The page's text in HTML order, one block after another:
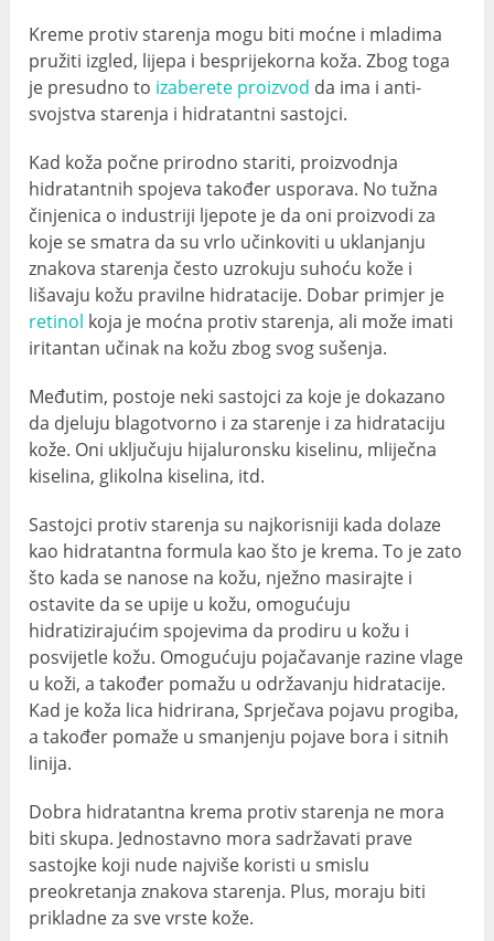
Kreme protiv starenja mogu biti moćne i mladima
pružiti izgled, lijepa i besprijekorna koža. Zbog toga
je presudno to izaberete proizvod da ima i anti-
svojstva starenja i hidratantni sastojci.
Kad koža počne prirodno stariti, proizvodnja
hidratantnih spojeva također usporava. No tužna
činjenica o industriji ljepote je da oni proizvodi za
koje se smatra da su vrlo učinkoviti u uklanjanju
znakova starenja često uzrokuju suhoću kože i
lišavaju kožu pravilne hidratacije. Dobar primjer je
retinol koja je moćna protiv starenja, ali može imati
iritantan učinak na kožu zbog svog sušenja.
Međutim, postoje neki sastojci za koje je dokazano
da djeluju blagotvorno i za starenje i za hidrataciju
kože. Oni uključuju hijaluronsku kiselinu, mliječna
kiselina, glikolna kiselina, itd.
Sastojci protiv starenja su najkorisniji kada dolaze
kao hidratantna formula kao što je krema. To je zato
što kada se nanose na kožu, nježno masirajte i
ostavite da se upije u kožu, omogućuju
hidratizirajućim spojevima da prodiru u kožu i
posvijetle kožu. Omogućuju pojačavanje razine vlage
u koži, a također pomažu u održavanju hidratacije.
Kad je koža lica hidrirana, Sprječava pojavu progiba,
a također pomaže u smanjenju pojave bora i sitnih
linija.
Dobra hidratantna krema protiv starenja ne mora
biti skupa. Jednostavno mora sadržavati prave
sastojke koji nude najviše koristi u smislu
preokretanja znakova starenja. Plus, moraju biti
prikladne za sve vrste kože.